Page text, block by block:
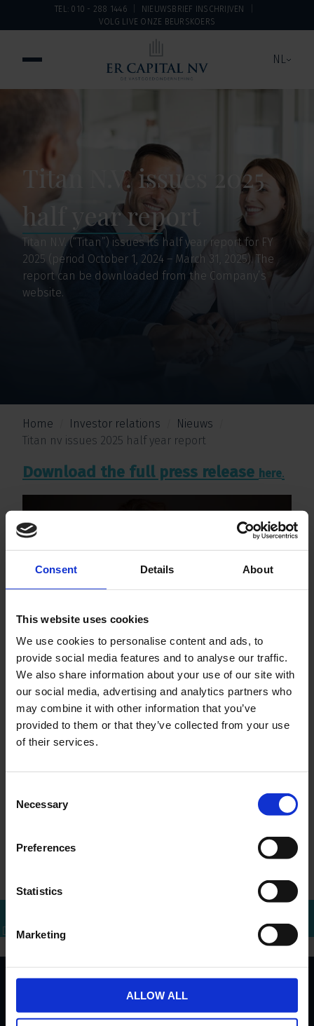
Consent Details About
This website uses cookies
We use cookies to personalise content and ads, to
provide social media features and to analyse our traffic.
We also share information about your use of our site with
our social media, advertising and analytics partners who
may combine it with other information that you’ve
provided to them or that they’ve collected from your use
of their services.
Selection
Necessary
Preferences
Statistics
Marketing
ALLOW ALL
TEL: 010 - 288 1446
NIEUWSBRIEF INSCHRIJVEN
VOLG LIVE ONZE BEURSKOERS
NL
Titan N.V. issues 2025
half year report
Titan N.V. (“Titan”) issues its half year report for FY
2025 (period October 1, 2024 – March 31, 2025). The
report can be downloaded from the Company’s
website.
Home Investor relations
Nieuws
Titan nv issues 2025 half year report
Download the full press release here.
MEER WETEN?
Bel of mail voor een afspraak
←
Up-date ERC
extraordinary ge…
Download brochure Bel mij terug